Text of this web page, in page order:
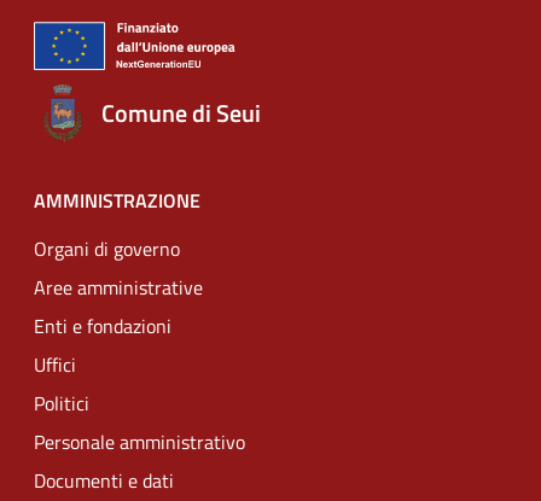
Comune di Seui
AMMINISTRAZIONE
Organi di governo
Aree amministrative
Enti e fondazioni
Uffici
Politici
Personale amministrativo
Documenti e dati